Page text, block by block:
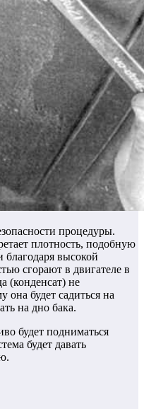
процедуры.
плотность, подобную
высокой
сгорают в двигателе в
(конденсат) не
она будет садиться на
на дно бака.
будет подниматься
будет давать